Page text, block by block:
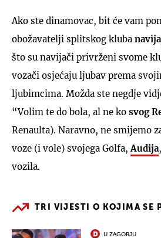
Ako ste dinamovac, bit će vam
obožavatelji splitskog kluba
što su navijači privrženi svome
vozači osjećaju ljubav prema
ljubimcima. Možda ste negdje
“Volim te do bola, al ne ko svog
Renaulta). Naravno, ne smijemo
voze (i vole) svojega Golfa, Audija
vozila.
TRI VIJESTI O KOJIMA SE
U ZAGORJU